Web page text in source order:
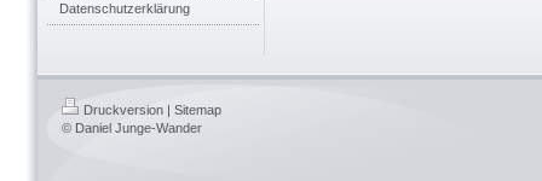
Datenschutzerklärung
Druckversion | Sitemap
© Daniel Junge-Wander